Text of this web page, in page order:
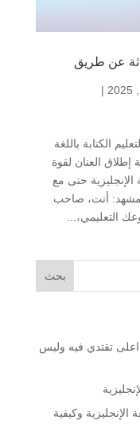
عن طريق
|
الكتابة باللغة
العنان لقوة
الإنجليزية حتى مع
أنت، صاحب
التعليمي،...
تقتدي فيه وليس
الإنجليزية وكيفية